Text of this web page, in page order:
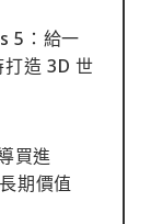
5：給一
造 3D 世
買進
期價值